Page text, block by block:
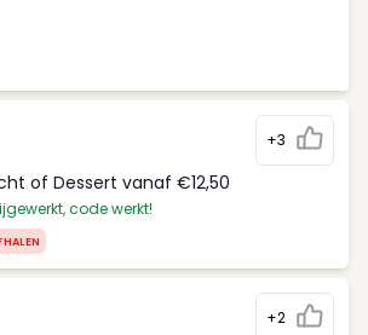
+3
of Dessert vanaf €12,50
code werkt!
+2